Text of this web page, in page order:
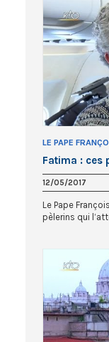
LE PAPE
Fatima : ces
12/05/2017
Le Pape
pèlerins qui